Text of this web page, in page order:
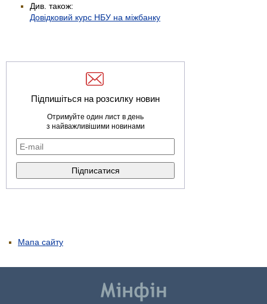
Див. також:
Довідковий курс НБУ на міжбанку
Підпишіться на розсилку новин
Отримуйте один лист в день
з найважливішими новинами
Мапа сайту